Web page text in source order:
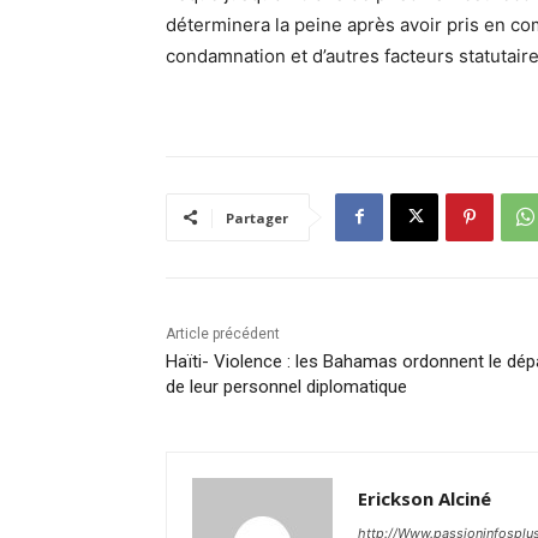
déterminera la peine après avoir pris en
condamnation et d’autres facteurs
Partager
Article précédent
Haïti- Violence : les Bahamas ordonnent le
de leur personnel diplomatique
Erickson Alciné
http://